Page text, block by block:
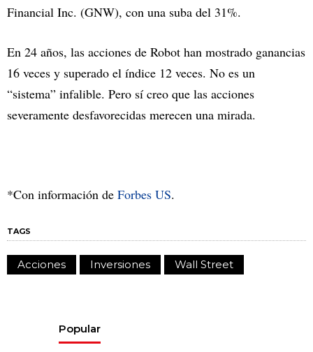
Financial Inc. (GNW), con una suba del 31%.
En 24 años, las acciones de Robot han mostrado ganancias
16 veces y superado el índice 12 veces. No es un
“sistema” infalible. Pero sí creo que las acciones
severamente desfavorecidas merecen una mirada.
*Con información de Forbes US.
TAGS
Acciones Inversiones Wall Street
Popular